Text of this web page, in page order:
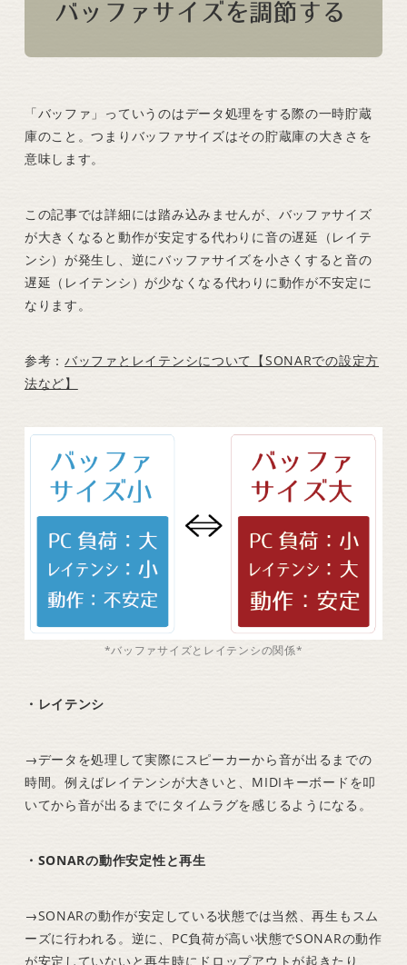
バッファサイズを調節する
「バッファ」っていうのはデータ処理をする際の一時貯蔵
庫のこと。つまりバッファサイズはその貯蔵庫の大きさを
意味します。
この記事では詳細には踏み込みませんが、バッファサイズ
が大きくなると動作が安定する代わりに音の遅延（レイテ
ンシ）が発生し、逆にバッファサイズを小さくすると音の
遅延（レイテンシ）が少なくなる代わりに動作が不安定に
なります。
参考：バッファとレイテンシについて【SONARでの設定方
法など】
*バッファサイズとレイテンシの関係*
・レイテンシ
→データを処理して実際にスピーカーから音が出るまでの
時間。例えばレイテンシが大きいと、MIDIキーボードを叩
いてから音が出るまでにタイムラグを感じるようになる。
・SONARの動作安定性と再生
→SONARの動作が安定している状態では当然、再生もスム
ーズに行われる。逆に、PC負荷が高い状態でSONARの動作
が安定していないと再生時にドロップアウトが起きたり、